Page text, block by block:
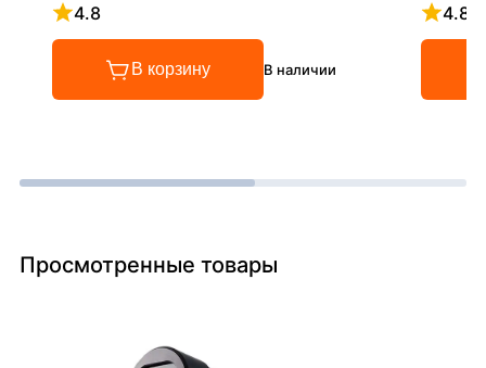
4.8
Рейтинг 4.8 из 5
В корзину В наличии
4.8
Просмотренные товары